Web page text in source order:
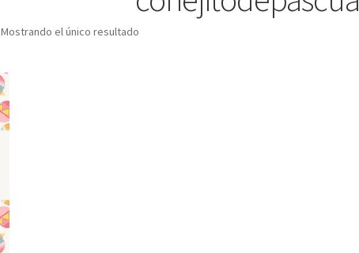
Mostrando el único resultado